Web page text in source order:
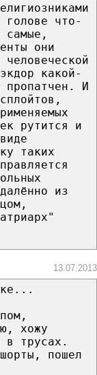
что-
самые,
они
какой-
пропатчен. И
рутится и
таких
из
13.07.2013
хожу
трусах.
пошел